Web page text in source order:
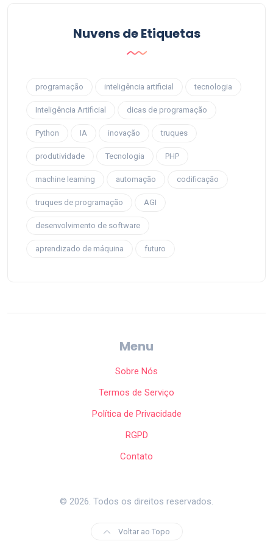
Nuvens de Etiquetas
programação inteligência artificial tecnologia
Inteligência Artificial dicas de programação
Python IA inovação truques
produtividade Tecnologia PHP
machine learning automação codificação
truques de programação AGI
desenvolvimento de software
aprendizado de máquina futuro
Menu
Sobre Nós
Termos de Serviço
Política de Privacidade
RGPD
Contato
© 2026. Todos os direitos reservados.
Voltar ao Topo